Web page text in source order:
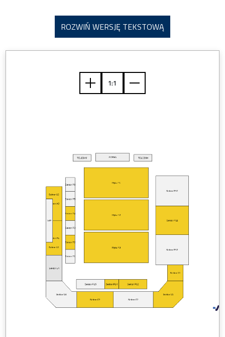
ROZWIŃ WERSJĘ TEKSTOWĄ
Płyta P1
Płyta P2
Płyta P3
Sektor P6
Sektor P5
Sektor P4
Sektor P3
Sektor P2
Sektor P1
Sektor A1
Sektor A2
VIP
Sektor C4 Sektor C1
Sektor C4
Sektor C1
Sektor C2
Sektor C3
Sektor P15 Sektor P14 Sektor P13
Sektor P12
Sektor P11
Sektor P10
SCENA
TELEBIM TELEBIM
Sektor A2
Sektor A1